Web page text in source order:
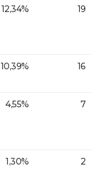
12,34% 19
10,39% 16
4,55% 7
1,30% 2